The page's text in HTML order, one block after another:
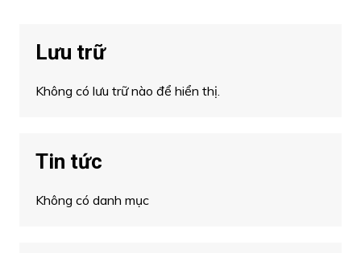
Lưu trữ
Không có lưu trữ nào để hiển thị.
Tin tức
Không có danh mục